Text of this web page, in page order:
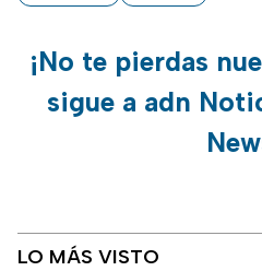
¡No te pierdas
sigue a adn
LO MÁS VISTO